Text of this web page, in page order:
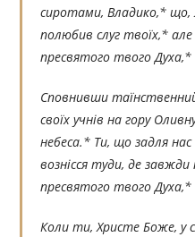
сиротами, Владико,* що,
полюбив слуг твоїх,*
пресвятого твого
Сповнивши
своїх учнів на гору
небеса.* Ти, що задля
вознісся туди, де
пресвятого твого
Коли ти, Христе Боже, у